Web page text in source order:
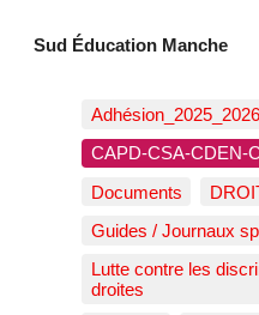
Sud Éducation Manche
Adhésion_2025_2026
CAPD-CSA-CDEN-
Documents
Guides / Journaux
Lutte contre les
droites